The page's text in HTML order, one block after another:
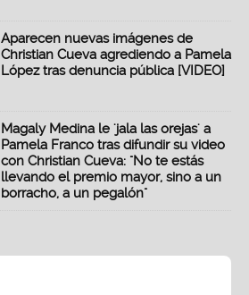
Aparecen nuevas imágenes de
Christian Cueva agrediendo a Pamela
López tras denuncia pública [VIDEO]
Magaly Medina le 'jala las orejas' a
Pamela Franco tras difundir su video
con Christian Cueva: "No te estás
llevando el premio mayor, sino a un
borracho, a un pegalón"